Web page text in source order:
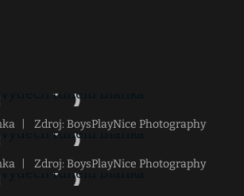
Zdroj: BoysPlayNice Photography
Zdroj: BoysPlayNice Photography